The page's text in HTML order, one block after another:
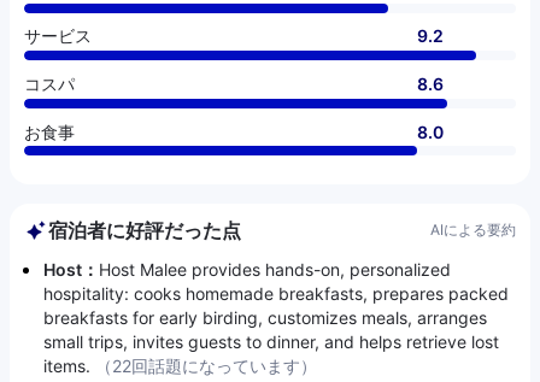
サービス 9.2
コスパ 8.6
お食事 8.0
宿泊者に好評だった点 AIによる要約
Host： Host Malee provides hands-on, personalized
hospitality: cooks homemade breakfasts, prepares packed
breakfasts for early birding, customizes meals, arranges
small trips, invites guests to dinner, and helps retrieve lost
items.
（22回話題になっています）